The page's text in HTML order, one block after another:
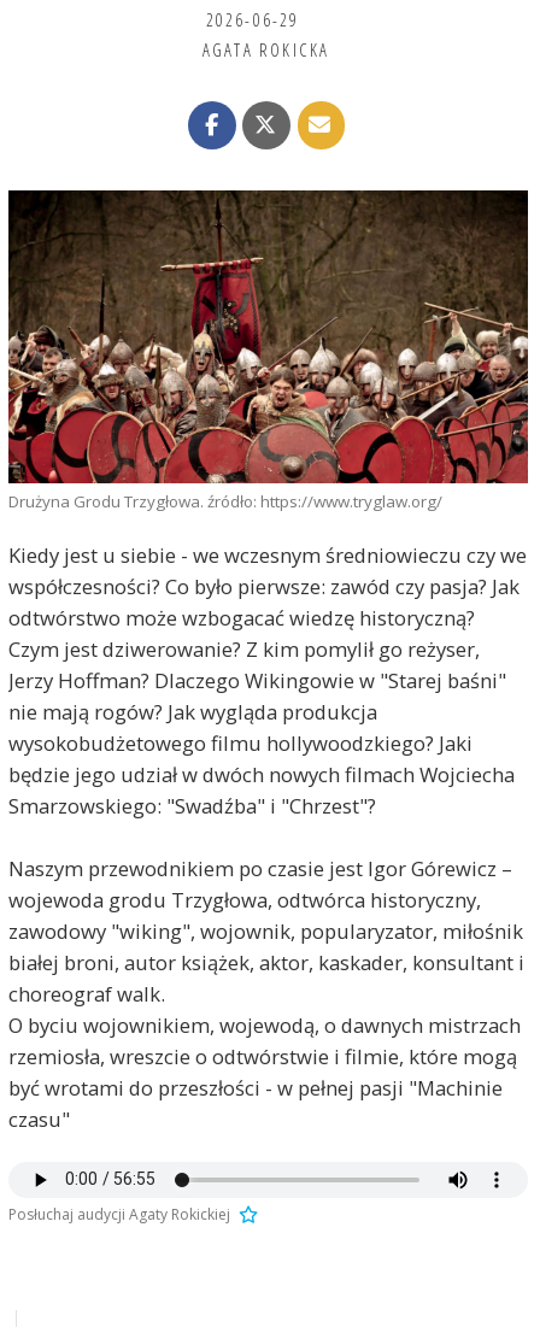
2026-06-29
AGATA ROKICKA
Drużyna Grodu Trzygłowa. źródło: https://www.tryglaw.org/
Kiedy jest u siebie - we wczesnym średniowieczu czy we
współczesności? Co było pierwsze: zawód czy pasja? Jak
odtwórstwo może wzbogacać wiedzę historyczną?
Czym jest dziwerowanie? Z kim pomylił go reżyser,
Jerzy Hoffman? Dlaczego Wikingowie w "Starej baśni"
nie mają rogów? Jak wygląda produkcja
wysokobudżetowego filmu hollywoodzkiego? Jaki
będzie jego udział w dwóch nowych filmach Wojciecha
Smarzowskiego: "Swadźba" i "Chrzest"?
Naszym przewodnikiem po czasie jest Igor Górewicz –
wojewoda grodu Trzygłowa, odtwórca historyczny,
zawodowy "wiking", wojownik, popularyzator, miłośnik
białej broni, autor książek, aktor, kaskader, konsultant i
choreograf walk.
O byciu wojownikiem, wojewodą, o dawnych mistrzach
rzemiosła, wreszcie o odtwórstwie i filmie, które mogą
być wrotami do przeszłości - w pełnej pasji "Machinie
czasu"
Posłuchaj audycji Agaty Rokickiej